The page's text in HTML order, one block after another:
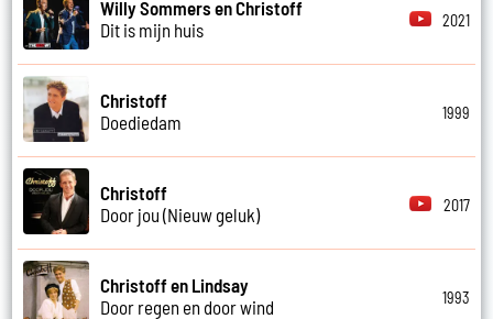
Willy Sommers en Christoff
Dit is mijn huis
2021
Christoff
Doediedam
1999
Christoff
Door jou (Nieuw geluk)
2017
Christoff en Lindsay
Door regen en door wind
1993